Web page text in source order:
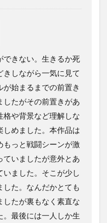
できない。生きるか死
しながら一気に見て
が始まるまでの前置き
したがその前置きがあ
格や背景など理解しな
しめました。本作品は
もっと戦闘シーンが激
ていましたが意外とあ
ました。そこが少し
た。なんだかとても
したが裏もなく素直な
。最後には一人しか生